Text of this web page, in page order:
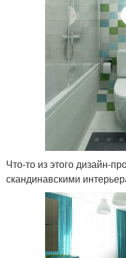
Что-то из этого дизайн-
скандинавскими